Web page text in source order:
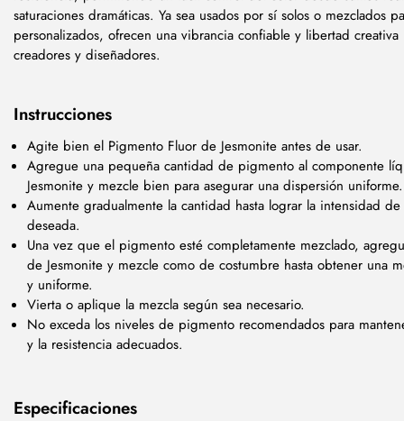
saturaciones dramáticas. Ya sea usados por sí solos o mezclados
personalizados, ofrecen una vibrancia confiable y libertad creativa
creadores y diseñadores.
Instrucciones
Agite bien el Pigmento Fluor de Jesmonite antes de usar.
Agregue una pequeña cantidad de pigmento al componente
Jesmonite y mezcle bien para asegurar una dispersión
Aumente gradualmente la cantidad hasta lograr la intensidad
deseada.
Una vez que el pigmento esté completamente mezclado,
de Jesmonite y mezcle como de costumbre hasta obtener una
y uniforme.
Vierta o aplique la mezcla según sea necesario.
No exceda los niveles de pigmento recomendados para
y la resistencia adecuados.
Especificaciones